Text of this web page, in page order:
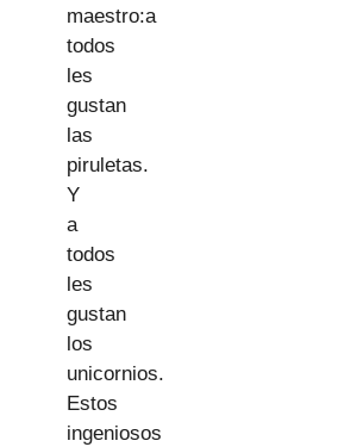
maestro:a
todos
les
gustan
las
piruletas.
Y
a
todos
les
gustan
los
unicornios.
Estos
ingeniosos